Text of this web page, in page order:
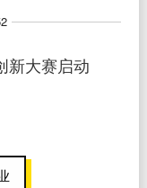
新大赛启动